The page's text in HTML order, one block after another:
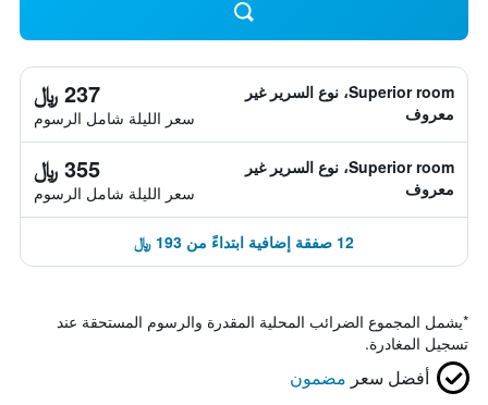
Superior room، نوع السرير غير
معروف
237 ﷼
سعر الليلة شامل الرسوم
Superior room، نوع السرير غير
معروف
355 ﷼
سعر الليلة شامل الرسوم
12 صفقة إضافية ابتداءً من 193 ﷼
*يشمل المجموع الضرائب المحلية المقدرة والرسوم المستحقة عند
تسجيل المغادرة.
أفضل سعر مضمون